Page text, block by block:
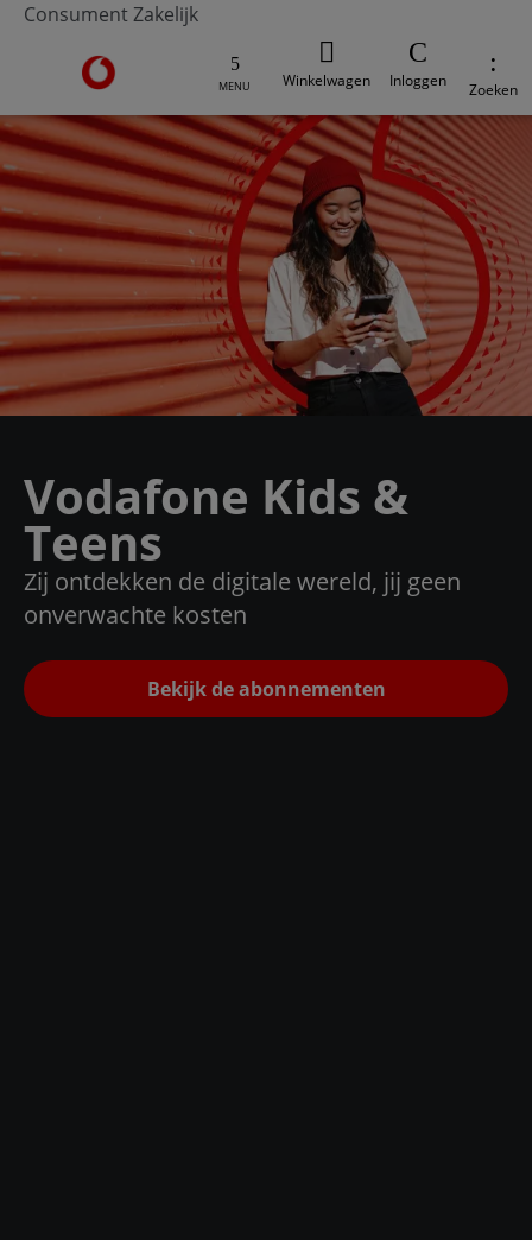
Consument Zakelijk
Ga naar de Vodafone homepage
MENU Winkelwagen Inloggen Zoeken
Vodafone Kids &
Teens
Zij ontdekken de digitale wereld, jij geen
onverwachte kosten
Bekijk de abonnementen